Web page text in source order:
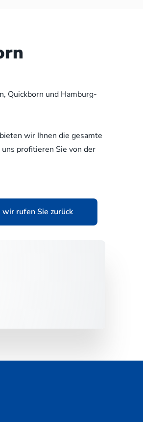
Quickborn und Hamburg-
wir Ihnen die gesamte
profitieren Sie von der
rufen Sie zurück